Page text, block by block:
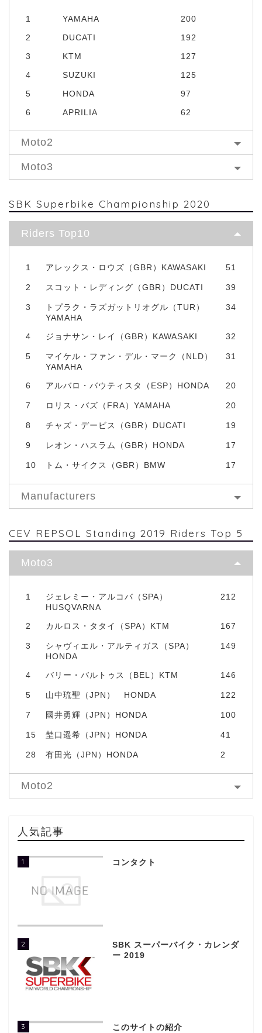
1 YAMAHA
200
2
DUCATI
192
3
KTM
127
4
SUZUKI
125
5
HONDA
97
6
APRILIA 62
Moto2
Moto3
SBK Superbike Championship 2020
Riders Top10
1 アレックス・ロウズ（GBR）KAWASAKI 51
2 スコット・レディング（GBR）DUCATI 39
3
トプラク・ラズガットリオグル（TUR）
YAMAHA
34
4 ジョナサン・レイ（GBR）KAWASAKI 32
5
マイケル・ファン・デル・マーク（NLD）
YAMAHA
31
6 アルバロ・バウティスタ（ESP）HONDA 20
7 ロリス・バズ（FRA）YAMAHA 20
8 チャズ・デービス（GBR）DUCATI 19
9 レオン・ハスラム（GBR）HONDA 17
10 トム・サイクス（GBR）BMW 17
Manufacturers
CEV REPSOL Standing 2019 Riders Top 5
Moto3
1
ジェレミー・アルコバ（SPA）
HUSQVARNA
212
2 カルロス・タタイ（SPA）KTM 167
3
シャヴィエル・アルティガス（SPA）
HONDA
149
4 バリー・バルトゥス（BEL）KTM 146
5 山中琉聖（JPN） HONDA 122
7 國井勇輝（JPN）HONDA 100
15 埜口遥希（JPN）HONDA 41
28 有田光（JPN）HONDA 2
Moto2
人気記事
1 コンタクト
2
SBK スーパーバイク・カレンダ
ー 2019
3 このサイトの紹介